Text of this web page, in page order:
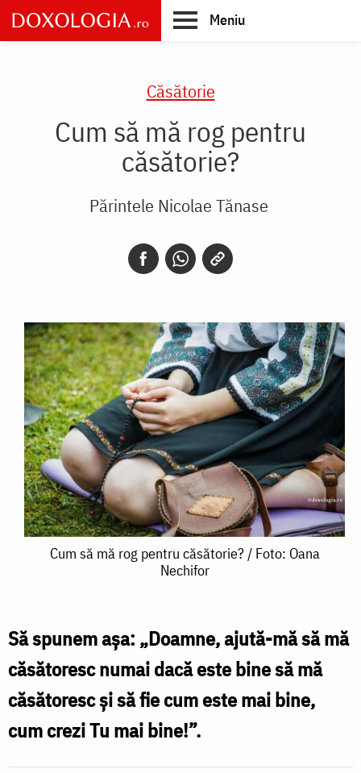
Skip
to
main
Meniu
Căsătorie
Cum să mă rog pentru
căsătorie?
Părintele Nicolae Tănase
Cum
rog
pentru
căsătorie?
Cum să mă rog pentru căsătorie? / Foto: Oana
Nechifor
Să spunem așa: „Doamne, ajută-mă să mă
căsătoresc numai dacă este bine să mă
căsătoresc și să fie cum este mai bine,
cum crezi Tu mai bine!”.